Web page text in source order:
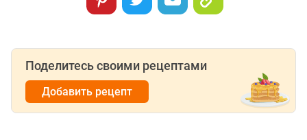
Поделитесь своими рецептами
Добавить рецепт